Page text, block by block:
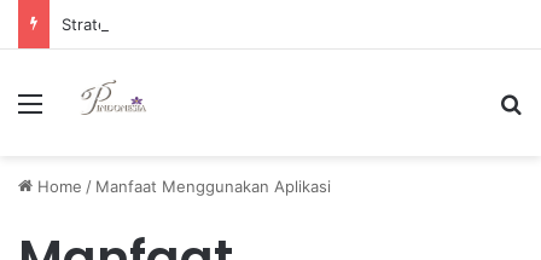
Menu
Home / Manfaat Menggunakan Aplikasi